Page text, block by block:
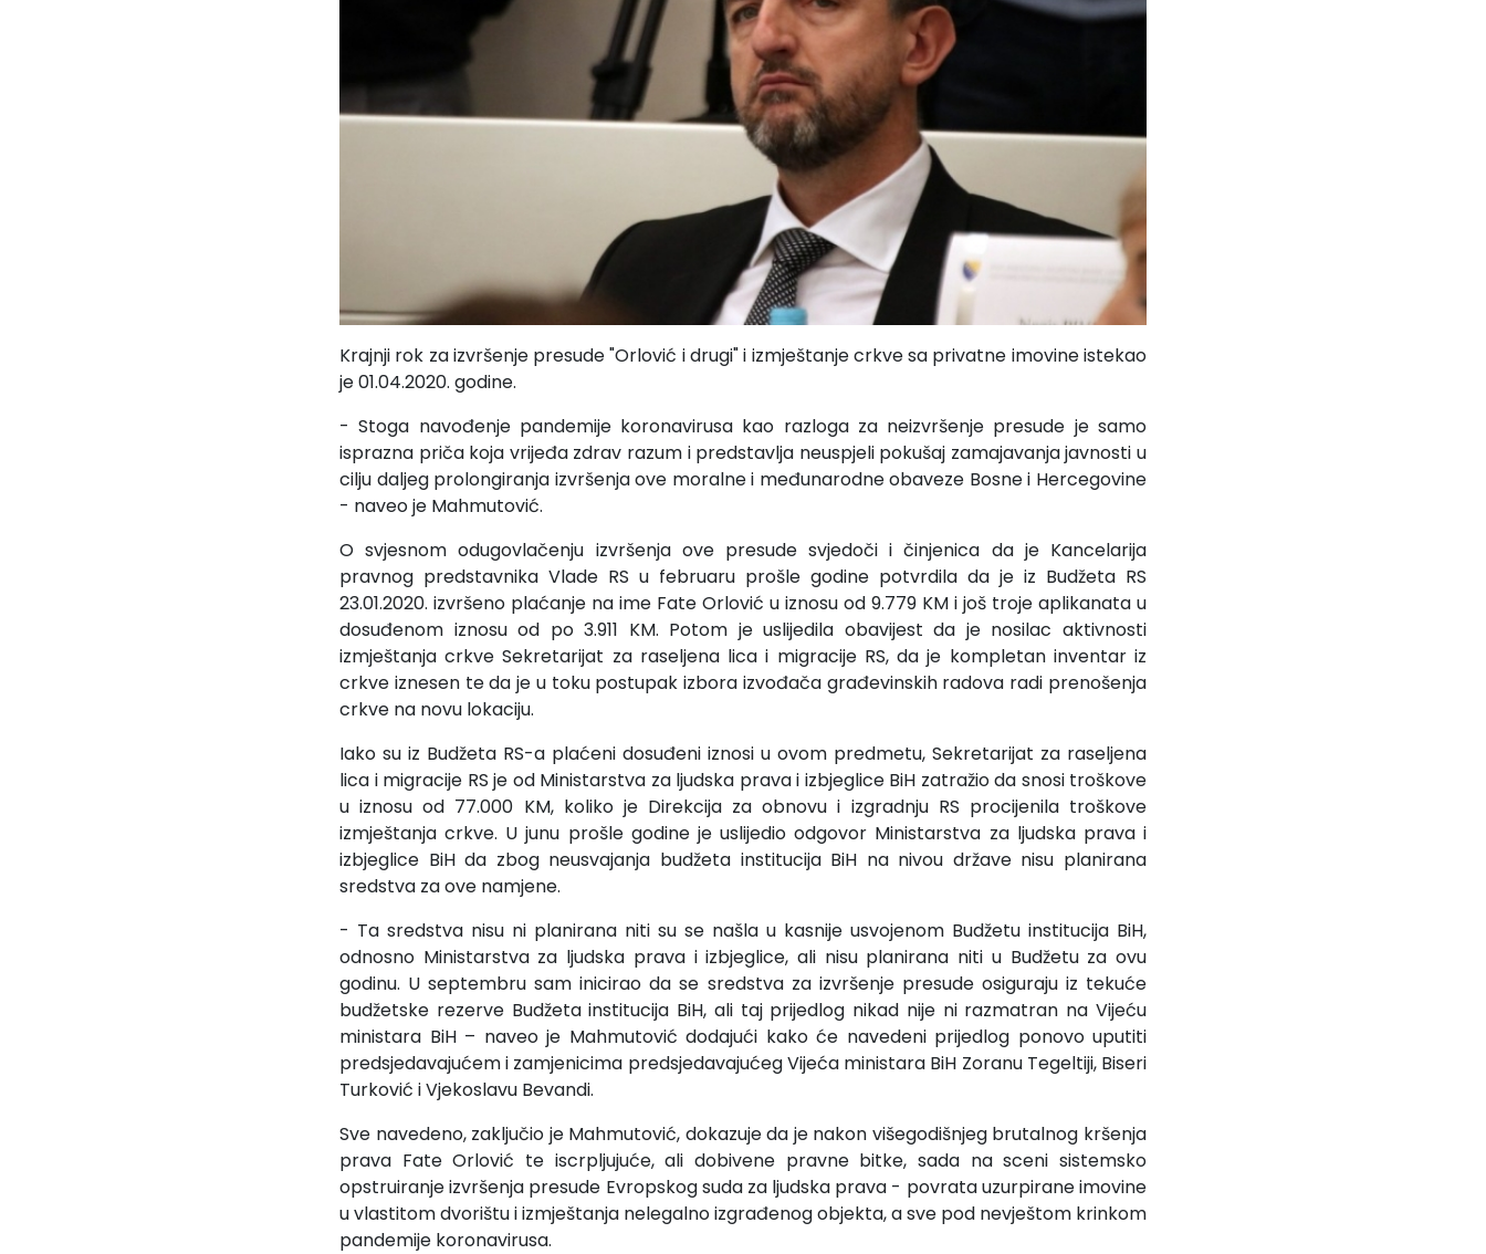
Krajnji rok za izvršenje presude "Orlović i drugi" i izmještanje crkve sa privatne imovine istekao
je 01.04.2020. godine.
- Stoga navođenje pandemije koronavirusa kao razloga za neizvršenje presude je samo
isprazna priča koja vrijeđa zdrav razum i predstavlja neuspjeli pokušaj zamajavanja javnosti u
cilju daljeg prolongiranja izvršenja ove moralne i međunarodne obaveze Bosne i Hercegovine
- naveo je Mahmutović.
O svjesnom odugovlačenju izvršenja ove presude svjedoči i činjenica da je Kancelarija
pravnog predstavnika Vlade RS u februaru prošle godine potvrdila da je iz Budžeta RS
23.01.2020. izvršeno plaćanje na ime Fate Orlović u iznosu od 9.779 KM i još troje aplikanata u
dosuđenom iznosu od po 3.911 KM. Potom je uslijedila obavijest da je nosilac aktivnosti
izmještanja crkve Sekretarijat za raseljena lica i migracije RS, da je kompletan inventar iz
crkve iznesen te da je u toku postupak izbora izvođača građevinskih radova radi prenošenja
crkve na novu lokaciju.
Iako su iz Budžeta RS-a plaćeni dosuđeni iznosi u ovom predmetu, Sekretarijat za raseljena
lica i migracije RS je od Ministarstva za ljudska prava i izbjeglice BiH zatražio da snosi troškove
u iznosu od 77.000 KM, koliko je Direkcija za obnovu i izgradnju RS procijenila troškove
izmještanja crkve. U junu prošle godine je uslijedio odgovor Ministarstva za ljudska prava i
izbjeglice BiH da zbog neusvajanja budžeta institucija BiH na nivou države nisu planirana
sredstva za ove namjene.
- Ta sredstva nisu ni planirana niti su se našla u kasnije usvojenom Budžetu institucija BiH,
odnosno Ministarstva za ljudska prava i izbjeglice, ali nisu planirana niti u Budžetu za ovu
godinu. U septembru sam inicirao da se sredstva za izvršenje presude osiguraju iz tekuće
budžetske rezerve Budžeta institucija BiH, ali taj prijedlog nikad nije ni razmatran na Vijeću
ministara BiH – naveo je Mahmutović dodajući kako će navedeni prijedlog ponovo uputiti
predsjedavajućem i zamjenicima predsjedavajućeg Vijeća ministara BiH Zoranu Tegeltiji, Biseri
Turković i Vjekoslavu Bevandi.
Sve navedeno, zaključio je Mahmutović, dokazuje da je nakon višegodišnjeg brutalnog kršenja
prava Fate Orlović te iscrpljujuće, ali dobivene pravne bitke, sada na sceni sistemsko
opstruiranje izvršenja presude Evropskog suda za ljudska prava - povrata uzurpirane imovine
u vlastitom dvorištu i izmještanja nelegalno izgrađenog objekta, a sve pod nevještom krinkom
pandemije koronavirusa.